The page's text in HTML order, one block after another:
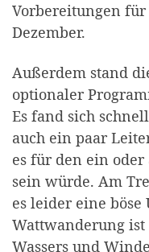
Vorbereitungen
Dezember.
Außerdem stand
optionaler
Es fand sich
auch ein paar
es für den ein
sein würde. Am
es leider eine böse
Wattwanderung
Wassers und